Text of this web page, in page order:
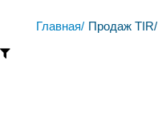
Главная/ Продаж TIR/